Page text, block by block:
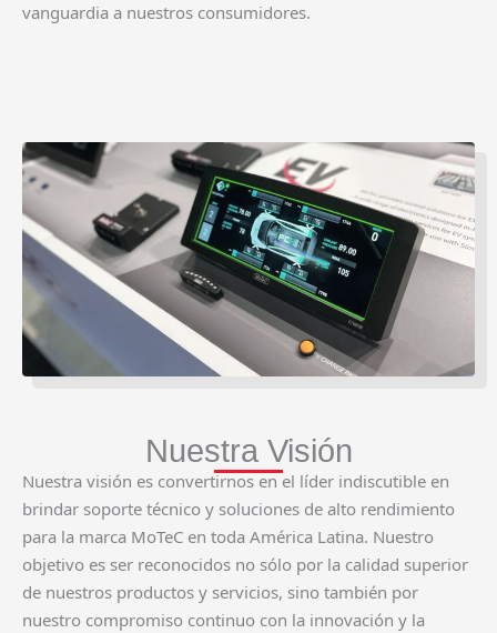
vanguardia a nuestros consumidores.
Nuestra Visión
Nuestra visión es convertirnos en el líder indiscutible en
brindar soporte técnico y soluciones de alto rendimiento
para la marca MoTeC en toda América Latina. Nuestro
objetivo es ser reconocidos no sólo por la calidad superior
de nuestros productos y servicios, sino también por
nuestro compromiso continuo con la innovación y la